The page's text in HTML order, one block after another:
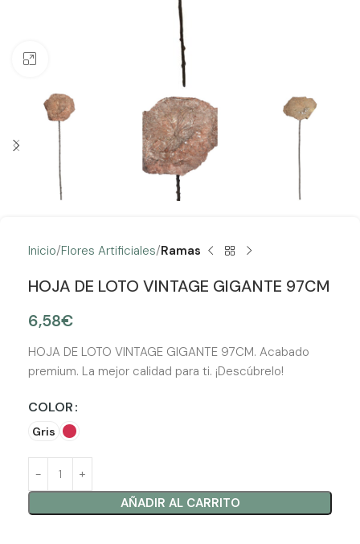
Inicio Flores Artificiales Ramas
HOJA DE LOTO VINTAGE GIGANTE 97CM
6,58€
HOJA DE LOTO VINTAGE GIGANTE 97CM. Acabado
premium. La mejor calidad para ti. ¡Descúbrelo!
COLOR
Gris
AÑADIR AL CARRITO